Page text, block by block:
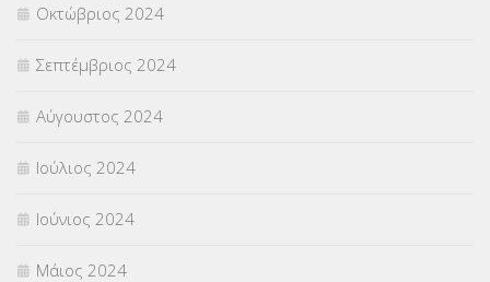
Οκτώβριος 2024
Σεπτέμβριος 2024
Αύγουστος 2024
Ιούλιος 2024
Ιούνιος 2024
Μάιος 2024